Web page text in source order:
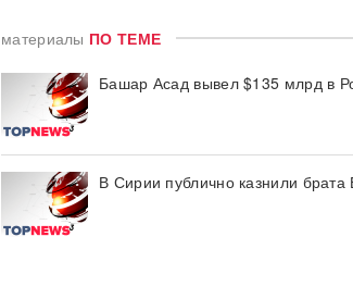
материалы ПО ТЕМЕ
Башар Асад вывел $135 млрд в
В Сирии публично казнили